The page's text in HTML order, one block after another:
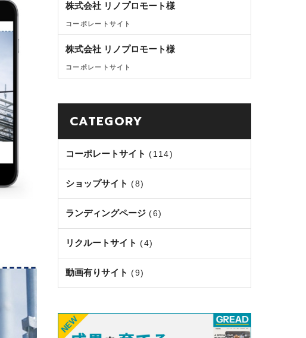
株式会社 リノプロモート様
コーポレートサイト
株式会社 リノプロモート様
コーポレートサイト
CATEGORY
コーポレートサイト (114)
ショップサイト (8)
ランディングページ (6)
リクルートサイト (4)
動画有りサイト (9)